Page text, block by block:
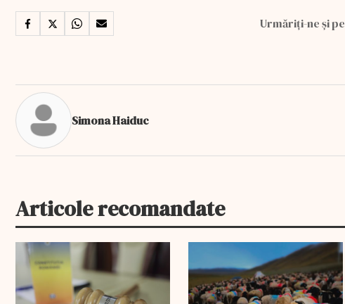
Urmăriți-ne și pe
Simona Haiduc
Articole recomandate
EXCLUSIV